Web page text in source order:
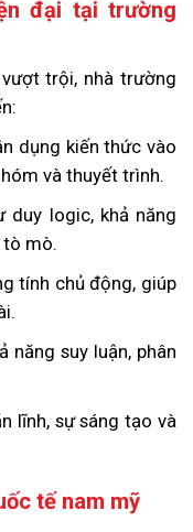
đại tại trường
trội, nhà trường
dụng kiến thức vào
và thuyết trình.
duy logic, khả năng
tò mò.
tính chủ động, giúp
năng suy luận, phân
lĩnh, sự sáng tạo và
tế nam mỹ